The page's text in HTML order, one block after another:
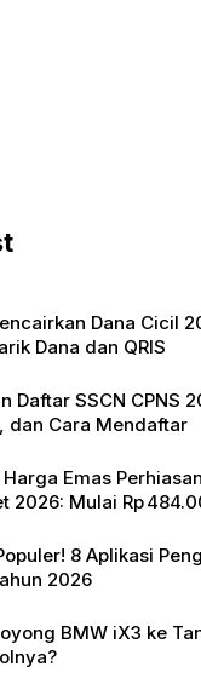
p
Dana Cicil
Dana dan QRIS
Daftar SSCN CPNS
dan Cara Mendaftar
Emas
2026: Mulai Rp
8 Aplikasi
2026
BMW iX3 ke